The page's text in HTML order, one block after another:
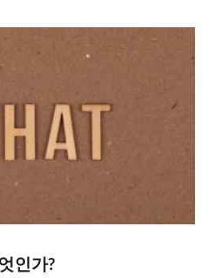
인가?